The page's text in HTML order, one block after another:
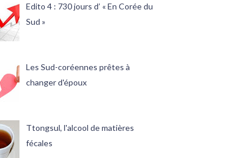
Edito 4 : 730 jours d’ « En Corée du
Sud »
Les Sud-coréennes prêtes à
changer d'époux
Ttongsul, l'alcool de matières
fécales